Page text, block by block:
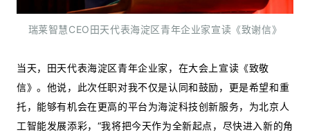
瑞莱智慧CEO田天代表海淀区青年企业家宣读《致谢信》
当天，田天代表海淀区青年企业家，在大会上宣读《致敬
信》。他说，此次任职对我不仅是认同和鼓励，更是希望和重
托，能够有机会在更高的平台为海淀科技创新服务，为北京人
工智能发展添彩，“我将把今天作为全新起点，尽快进入新的角